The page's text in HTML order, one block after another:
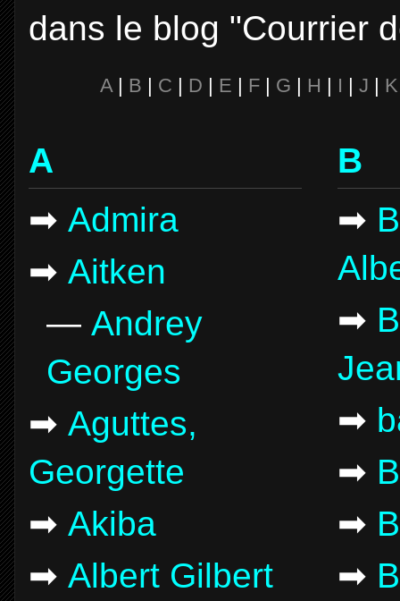
dans le blog "Courrier
A | B | C | D | E | F | G | H | I | J | K
A
➡ Admira
➡ Aitken
— Andrey
Georges
➡ Aguttes,
Georgette
➡ Akiba
➡ Albert Gilbert
B
➡
➡
➡
➡
➡
➡